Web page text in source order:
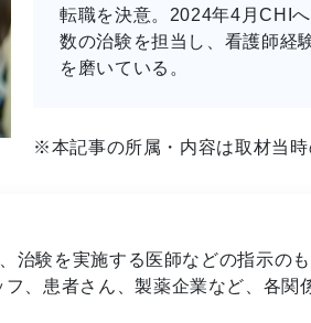
転職を決意。2024年4月CHI
数の治験を担当し、看護師経
を磨いている。
※本記事の所属・内容は取材当時
験を実施する医師などの指示の
、患者さん、製薬企業など、各関